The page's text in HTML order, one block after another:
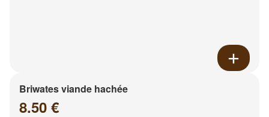
Briwates viande hachée
8.50 €